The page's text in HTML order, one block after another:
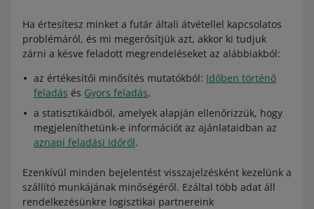
Ha értesítesz minket a futár általi átvétellel kapcsolatos
problémáról, és mi megerősítjük azt, akkor ki tudjuk
zárni a késve feladott megrendeléseket az alábbiakból:
az értékesítői minősítés mutatókból: Időben történő
feladás és Gyors feladás,
a statisztikáidból, amelyek alapján ellenőrizzük, hogy
megjeleníthetünk-e információt az ajánlataidban az
aznapi feladási időről.
Ezenkívül minden bejelentést visszajelzésként kezelünk a
szállító munkájának minőségéről. Ezáltal több adat áll
rendelkezésünkre logisztikai partnereink